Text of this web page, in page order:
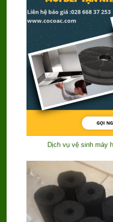
Dịch vụ vệ sinh máy